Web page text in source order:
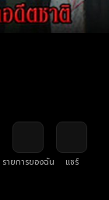
รายการของฉัน
แชร์